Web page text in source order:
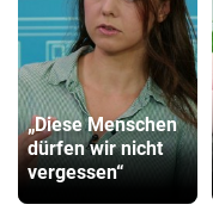
„Diese Menschen
dürfen wir nicht
vergessen“